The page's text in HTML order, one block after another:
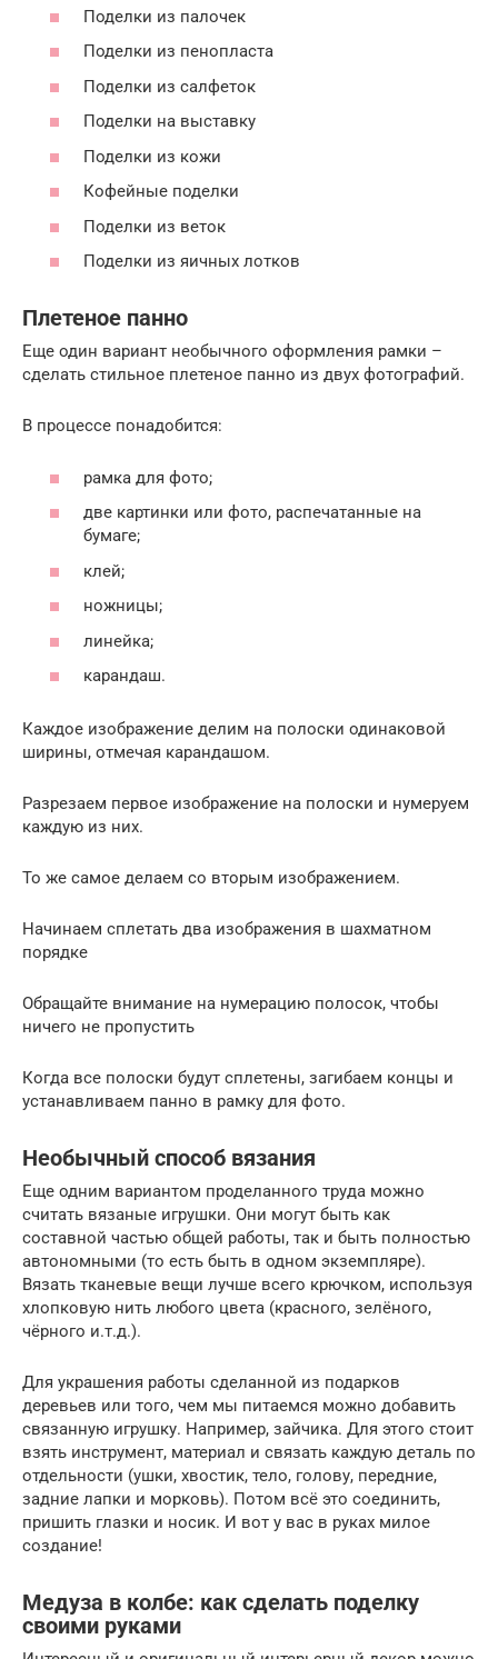
Поделки из палочек
Поделки из пенопласта
Поделки из салфеток
Поделки на выставку
Поделки из кожи
Кофейные поделки
Поделки из веток
Поделки из яичных лотков
Плетеное панно
Еще один вариант необычного оформления рамки –
сделать стильное плетеное панно из двух фотографий.
В процессе понадобится:
рамка для фото;
две картинки или фото, распечатанные на
бумаге;
клей;
ножницы;
линейка;
карандаш.
Каждое изображение делим на полоски одинаковой
ширины, отмечая карандашом.
Разрезаем первое изображение на полоски и нумеруем
каждую из них.
То же самое делаем со вторым изображением.
Начинаем сплетать два изображения в шахматном
порядке
Обращайте внимание на нумерацию полосок, чтобы
ничего не пропустить
Когда все полоски будут сплетены, загибаем концы и
устанавливаем панно в рамку для фото.
Необычный способ вязания
Еще одним вариантом проделанного труда можно
считать вязаные игрушки. Они могут быть как
составной частью общей работы, так и быть полностью
автономными (то есть быть в одном экземпляре).
Вязать тканевые вещи лучше всего крючком, используя
хлопковую нить любого цвета (красного, зелёного,
чёрного и.т.д.).
Для украшения работы сделанной из подарков
деревьев или того, чем мы питаемся можно добавить
связанную игрушку. Например, зайчика. Для этого стоит
взять инструмент, материал и связать каждую деталь по
отдельности (ушки, хвостик, тело, голову, передние,
задние лапки и морковь). Потом всё это соединить,
пришить глазки и носик. И вот у вас в руках милое
создание!
Медуза в колбе: как сделать поделку
своими руками